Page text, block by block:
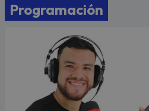
Programación